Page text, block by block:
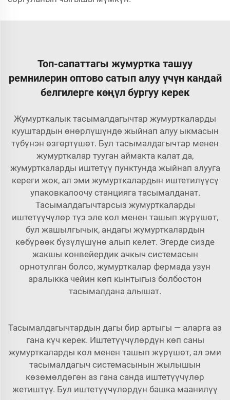
Топ-сапаттагы жумуртка ташуу
ремнилерин оптово сатып алуу үчүн кандай
белгилерге көңүл бургуу керек
Жумурткалык тасымалдагычтар жумурткаларды
кууштардын өнөрлүшүндө жыйнап алуу ыкмасын
түбүнэн өзгөртүшөт. Бул тасымалдагычтар менен
жумурткалар тууган аймакта калат да,
жумурткаларды иштетүү пунктунда жыйнап алууга
кереги жок, ал эми жумурткалардын иштетилүүсү
упаковкалоочу станцияга тасымалданат.
Тасымалдагычтарсыз жумурткаларды
иштетүүчүлөр түз эле кол менен ташып жүрүшөт,
бул жашылгычык, андагы жумурткалардын
көбүрөөк бүзүлүшүнө алып келет. Эгерде сизде
жакшы конвейердик ачкыч системасын
орнотулган болсо, жумурткалар фермада узун
аралыкка чейин көп кынтыгыз болбостон
тасымалдана алышат.
Тасымалдагычтардын дагы бир артыгы — аларга аз
гана күч керек. Иштетүүчүлөрдүн көп саны
жумурткаларды кол менен ташып жүрүшөт, ал эми
тасымалдагыч системасынын жылышын
көзөмөлдөгөн аз гана санда иштетүүчүлөр
жетиштүү. Бул иштетүүчүлөрдүн башка маанилүү